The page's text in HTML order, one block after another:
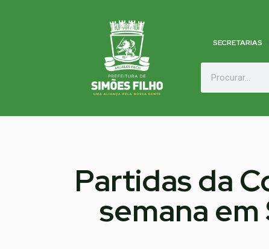
SECRETARIAS
Partidas da
semana